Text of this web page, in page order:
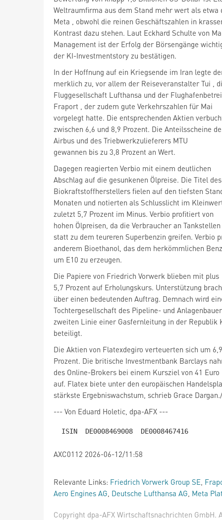
Weltraumfirma aus dem Stand mehr wert als etwa
Meta , obwohl die reinen Geschäftszahlen in
Kontrast dazu stehen. Laut Eckhard Schulte von
Management ist der Erfolg der Börsengänge
der KI-Investmentstory zu bestätigen.
In der Hoffnung auf ein Kriegsende im Iran legte
merklich zu, vor allem der Reiseveranstalter Tui ,
Fluggesellschaft Lufthansa und der
Fraport , der zudem gute Verkehrszahlen für Mai
vorgelegt hatte. Die entsprechenden Aktien
zwischen 6,6 und 8,9 Prozent. Die Anteilsscheine
Airbus
gewannen bis zu 3,8 Prozent an Wert.
Dagegen reagierten Verbio mit einem deutlichen
Abschlag auf die gesunkenen Ölpreise. Die Titel des
Biokraftstoffherstellers fielen auf den tiefsten
zuletzt 5,7 Prozent im Minus. Verbio profitiert von
hohen Ölpreisen, da die Verbraucher an
statt zu dem teureren Superbenzin greifen. Verbio
anderem Bioethanol, das dem herkömmlichen
um E10 zu erzeugen.
Die Papiere von Friedrich Vorwerk blieben mit plus
5,7 Prozent auf Erholungskurs. Unterstützung
über einen bedeutenden Auftrag. Demnach wird
Tochtergesellschaft des Pipeline- und
zweiten Linie einer Gasfernleitung in der Republik
beteiligt.
Die Aktien von Flatexdegiro verteuerten sich um 6,9
Prozent. Die britische Investmentbank Barclays
des Online-Brokers bei einem Kursziel von 41
auf. Flatex biete unter den europäischen
stärkste Ergebniswachstum, schrieb Grace
--- Von Eduard Holetic, dpa-AFX ---
AXC0112 2026-06-12/11:58
Relevante Links: Friedrich Vorwerk Group SE,
Aero Engines AG, Deutsche Lufthansa AG, Meta
Copyright dpa-AFX Wirtschaftsnachrichten